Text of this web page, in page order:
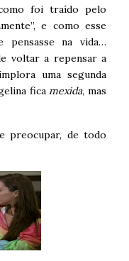
foi traído pelo
e como esse
pensasse na vida…
voltar a repensar a
uma segunda
ficamexida, mas
preocupar, de todo